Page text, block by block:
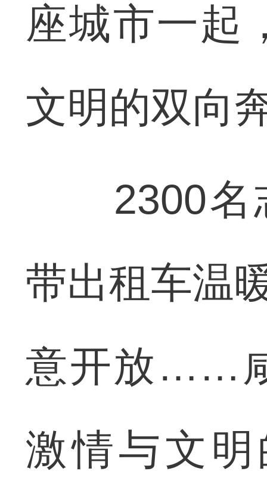
座城市一起
文明的双向
2300名志
带出租车温
意开放……
激情与文